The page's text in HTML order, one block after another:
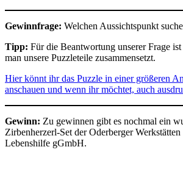
Gewinnfrage: Welchen Aussichtspunkt
Tipp: Für die Beantwortung unserer Frage
man unsere Puzzleteile zusammensetzt.
Hier könnt ihr das Puzzle in einer größeren
anschauen und wenn ihr möchtet, auch
Gewinn: Zu gewinnen gibt es nochmal ein
Zirbenherzerl-Set der Oderberger
Lebenshilfe gGmbH.